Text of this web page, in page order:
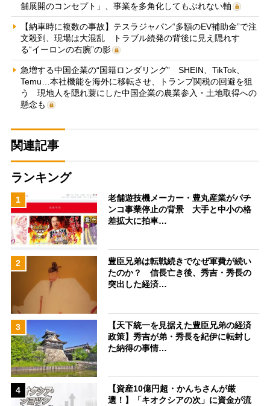
舗展開のコンセプト」、事業を多角化してもぶれない軸
【納車時に複数の事故】テスラジャパン“多額のEV補助金”で注
文殺到、現場は大混乱 トラブル続発の背後に見え隠れす
る“イーロンの右腕”の影
急増する中国企業の“国籍ロンダリング” SHEIN、TikTok、
Temu…本社機能を海外に移転させ、トランプ関税の回避を狙
う 現地人を隠れ蓑にした中国企業の農業参入・土地取得への
懸念も
関連記事
ランキング
1
老舗遊技機メーカー・豊丸産業がパチ
ンコ事業停止の背景 大手と中小の格
差拡大に拍車…
2
豊臣兄弟は転戦続きでなぜ軍費が続い
たのか？ 信長亡き後、秀吉・秀長の
突出した経済…
3
【天下統一を見据えた豊臣兄弟の経済
政策】秀吉が弟・秀長を紀伊に転封し
た納得の事情…
4
【資産10億円超・かんちさんが厳
選！】「キオクシアの次」に資金が流